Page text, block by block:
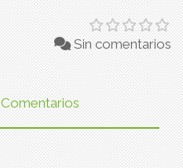
Sin comentarios
Comentarios